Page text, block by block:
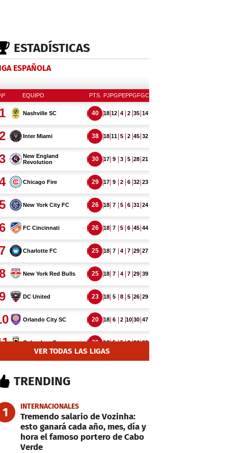
ESTADÍSTICAS
ESPAÑOLA
VER TODAS LAS LIGAS
TRENDING
1 INTERNACIONALES
Tremendo salario de Vozinha:
esto ganará cada año, mes, día y
hora el famoso portero de Cabo
Verde